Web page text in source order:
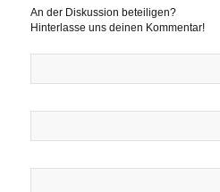
An der Diskussion beteiligen?
Hinterlasse uns deinen Kommentar!